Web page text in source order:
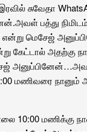
சுவேதா
பத்து
மெசேஜ்
கேட்டால்
மணிவரை
10:00 மணிக்கு